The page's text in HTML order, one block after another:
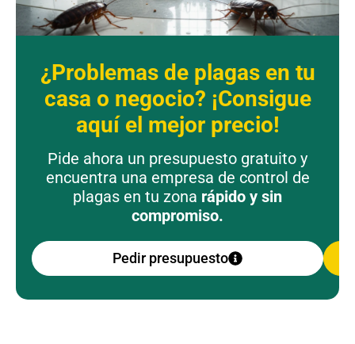
¿Problemas de plagas en tu
casa o negocio? ¡Consigue
aquí el mejor precio!
Pide ahora un presupuesto gratuito y
encuentra una empresa de control de
plagas en tu zona rápido y sin
compromiso.
Pedir presupuesto